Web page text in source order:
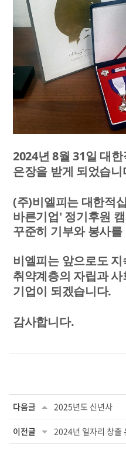
2024년 8월 31일 대
은장을 받게 되었습니
(주)비엘피는 대한적
바른기업' 정기후원
꾸준히 기부와 봉사
비엘피는 앞으로도
취약계층의 자립과
기업이 되겠습니다.
감사합니다.
다음글 2025년도 신년사
이전글 2024년 일자리 창출